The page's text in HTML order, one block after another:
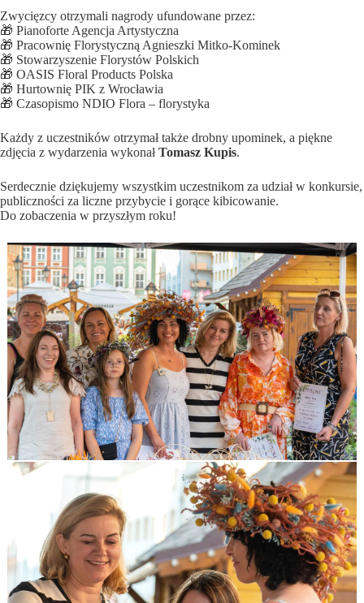
Zwycięzcy otrzymali nagrody ufundowane przez:
🎁 Pianoforte Agencja Artystyczna
🎁 Pracownię Florystyczną Agnieszki Mitko-Kominek
🎁 Stowarzyszenie Florystów Polskich
🎁 OASIS Floral Products Polska
🎁 Hurtownię PIK z Wrocławia
🎁 Czasopismo NDIO Flora – florystyka
Każdy z uczestników otrzymał także drobny upominek, a piękne
zdjęcia z wydarzenia wykonałTomasz Kupis.
Serdecznie dziękujemy wszystkim uczestnikom za udział w konkursie,
publiczności za liczne przybycie i gorące kibicowanie.
Do zobaczenia w przyszłym roku!